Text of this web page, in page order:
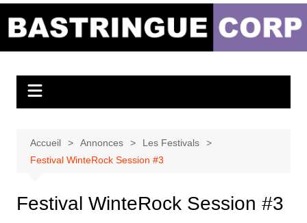
Bastringue Corp –
Musicales
Accueil Annonces
Les Festivals
Festival WinteRock Session #3
Festival WinteRock Session #3